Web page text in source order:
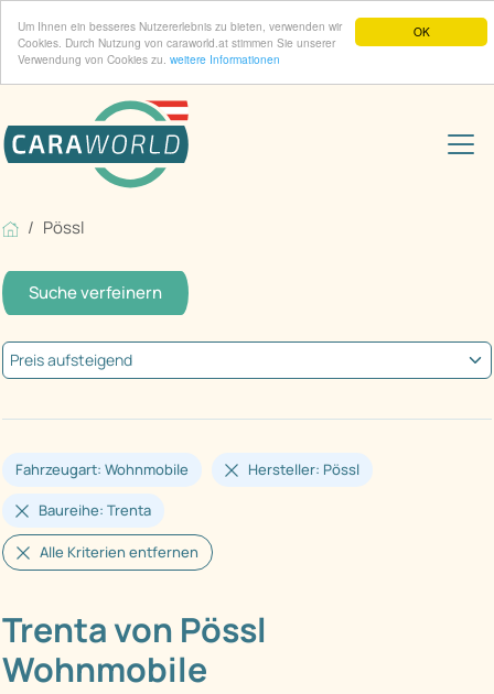
OK
Um Ihnen ein besseres Nutzererlebnis zu bieten, verwenden wir
Cookies. Durch Nutzung von caraworld.at stimmen Sie unserer
Verwendung von Cookies zu. weitere Informationen
Pössl
Suche verfeinern
Fahrzeugart: Wohnmobile Hersteller: Pössl
Baureihe: Trenta
Alle Kriterien entfernen
Trenta von Pössl
Wohnmobile